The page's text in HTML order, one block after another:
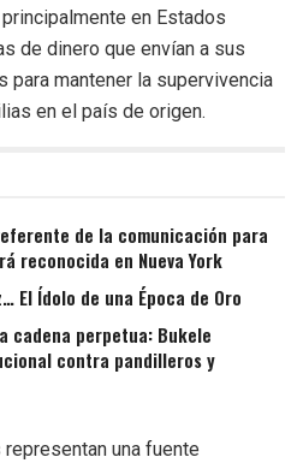
en Estados
de dinero que envían a sus
mantener la supervivencia
en el país de origen.
de la comunicación para
reconocida en Nueva York
El Ídolo de una Época de Oro
cadena perpetua: Bukele
contra pandilleros y
una fuente